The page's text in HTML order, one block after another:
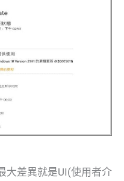
大差異就是UI(使用者介